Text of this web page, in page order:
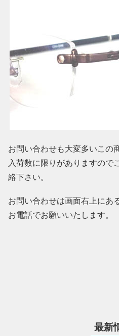
お問い合わせも大変多いこの
入荷数に限りがありますので
絡下さい。
お問い合わせは画面右上にあ
お電話でお願いいたします。
最新